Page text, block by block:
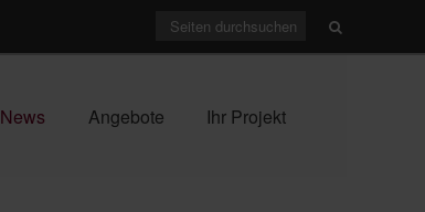
News Angebote Ihr Projekt